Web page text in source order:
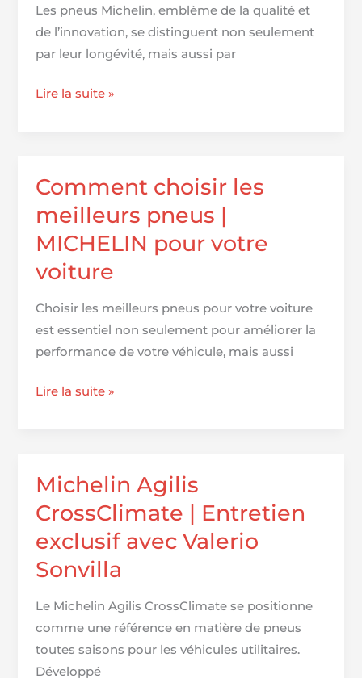
Les pneus Michelin, emblème de la qualité et
de l’innovation, se distinguent non seulement
par leur longévité, mais aussi par
[RECENZE]
Michelin
test
et
expérience
Lire la suite »
Comment choisir les
meilleurs pneus |
MICHELIN pour votre
voiture
Choisir les meilleurs pneus pour votre voiture
est essentiel non seulement pour améliorer la
performance de votre véhicule, mais aussi
Comment
pneus
MICHELIN
pour
votre
Lire la suite »
Michelin Agilis
CrossClimate | Entretien
exclusif avec Valerio
Sonvilla
Le Michelin Agilis CrossClimate se positionne
comme une référence en matière de pneus
toutes saisons pour les véhicules utilitaires.
Développé